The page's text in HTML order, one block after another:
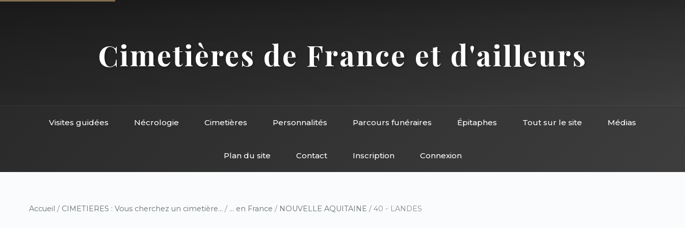
Cimetières de France et d'ailleurs
Visites guidées Nécrologie Cimetières Personnalités Parcours funéraires Épitaphes Tout sur le site Médias
Plan du site Contact Inscription Connexion
Accueil / CIMETIERES : Vous cherchez un cimetière... / ... en France / NOUVELLE AQUITAINE / 40 - LANDES